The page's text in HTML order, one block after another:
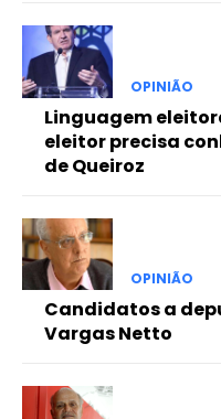
OPINIÃO
Linguagem
eleitor precisa
de Queiroz
OPINIÃO
Candidatos a
Vargas Netto